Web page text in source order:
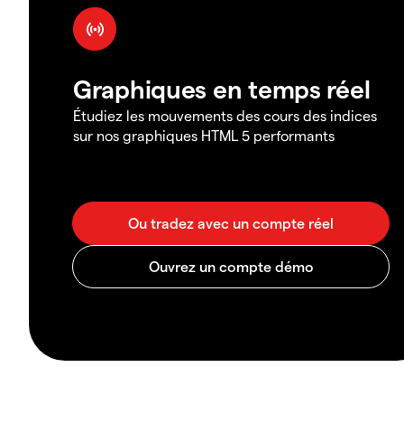
Graphiques en temps réel
Étudiez les mouvements des cours des indices
sur nos graphiques HTML 5 performants